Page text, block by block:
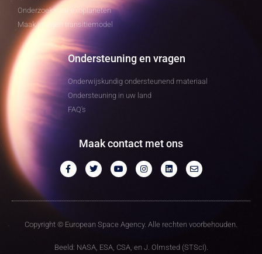
Onderzoek naar exoplaneten
Maak je eigen transitiemodel
Ondersteuning en vragen
Onderwijskundig ondersteunend materiaal
Ondersteuning in uw land
FAQ's
Maak contact met ons
Copyright © European Space Agency. Alle rechten voorbehouden.
Beeld: NASA, ESA, CSA, en J. Olmsted (STScI).